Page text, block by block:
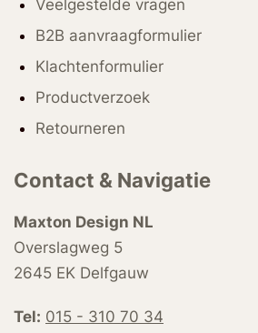
Veelgestelde vragen
B2B aanvraagformulier
Klachtenformulier
Productverzoek
Retourneren
Contact & Navigatie
Maxton Design NL
Overslagweg 5
2645 EK Delfgauw
Tel: 015 - 310 70 34